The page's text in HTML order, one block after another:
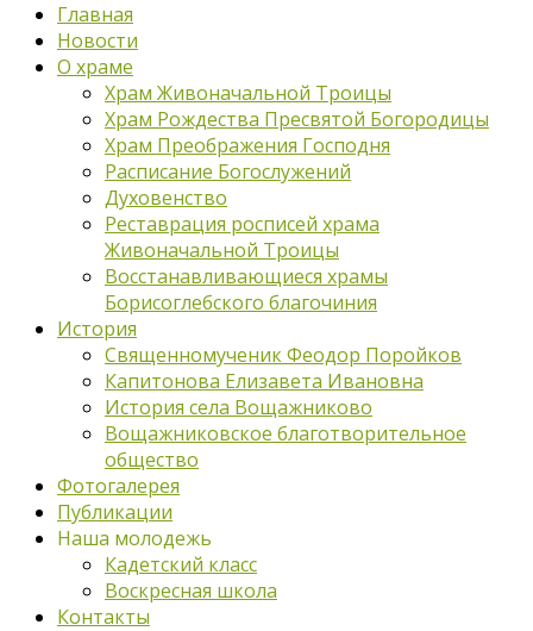
Главная
Новости
О храме
Храм Живоначальной Троицы
Храм Рождества Пресвятой Богородицы
Храм Преображения Господня
Расписание Богослужений
Духовенство
Реставрация росписей храма
Живоначальной Троицы
Восстанавливающиеся храмы
Борисоглебского благочиния
История
Священномученик Феодор Поройков
Капитонова Елизавета Ивановна
История села Вощажниково
Вощажниковское благотворительное
общество
Фотогалерея
Публикации
Наша молодежь
Кадетский класс
Воскресная школа
Контакты